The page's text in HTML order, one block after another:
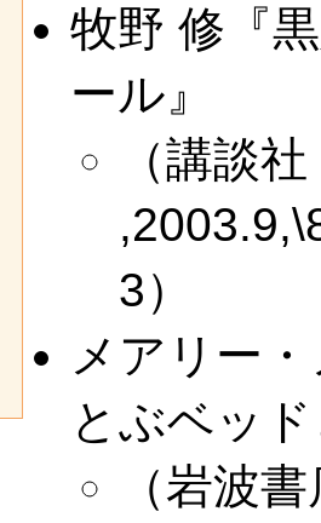
牧野 修『
ール』
（講談
3）
メアリー
とぶベッ
（岩波